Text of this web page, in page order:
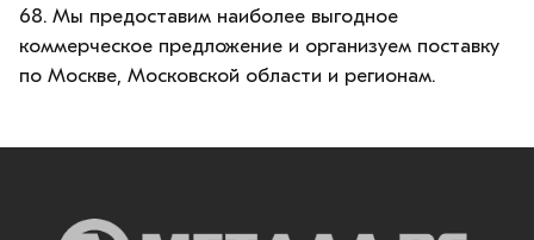
68. Мы предоставим наиболее выгодное
коммерческое предложение и организуем поставку
по Москве, Московской области и регионам.